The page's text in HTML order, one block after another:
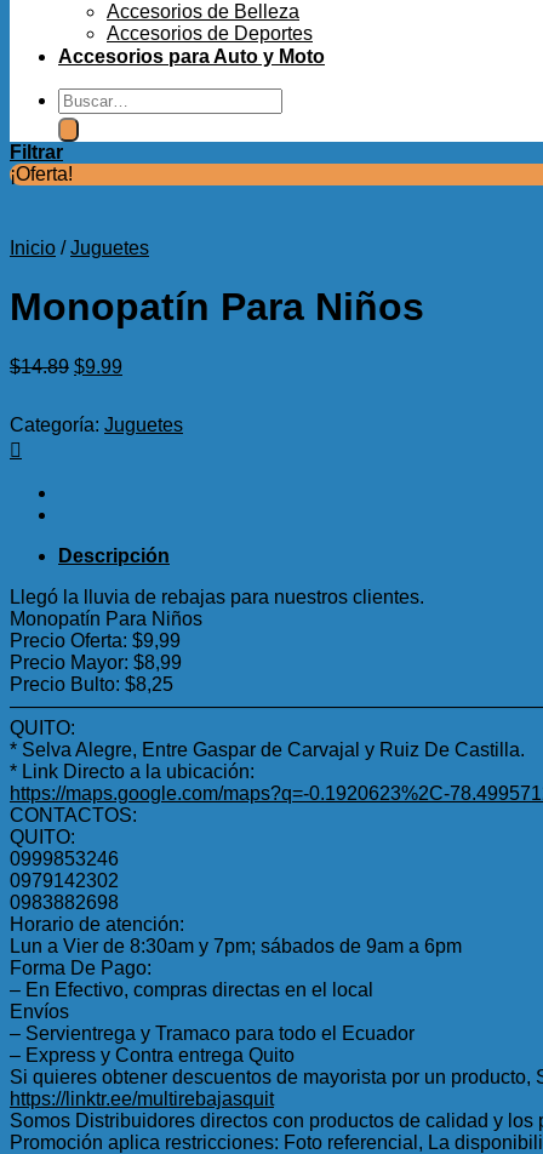
Accesorios de Belleza
Accesorios de Deportes
Accesorios para Auto y Moto
Buscar
por:
Filtrar
¡Oferta!
Inicio / Juguetes
Monopatín Para Niños
$14.89 El
era:
$9.99
es:
Categoría: Juguetes
Descripción
Llegó la lluvia de rebajas para nuestros clientes.
Monopatín Para Niños
Precio Oferta: $9,99
Precio Mayor: $8,99
Precio Bulto: $8,25
QUITO:
* Selva Alegre, Entre Gaspar de Carvajal y Ruiz De Castilla.
* Link Directo a la ubicación:
https://maps.google.com/maps?q=-0.1920623%2C-
CONTACTOS:
QUITO:
0999853246
0979142302
0983882698
Horario de atención:
Lun a Vier de 8:30am y 7pm; sábados de 9am a 6pm
Forma De Pago:
– En Efectivo, compras directas en el local
Envíos
– Servientrega y Tramaco para todo el Ecuador
– Express y Contra entrega Quito
Si quieres obtener descuentos de mayorista por un producto,
https://linktr.ee/multirebajasquit
Somos Distribuidores directos con productos de calidad y los
Promoción aplica restricciones: Foto referencial, La